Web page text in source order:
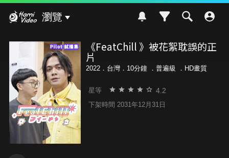
瀏覽
《FeatChill 》被花絮耽誤的正
片
2022．台灣．10分鐘 ． 普遍級 ．HD畫質
星等 4.2
下架時間 2031年12月31日